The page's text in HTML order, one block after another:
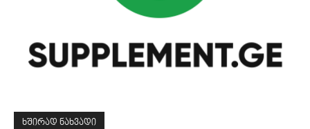
ᲮᲨᲘᲠᲐᲓ ᲜᲐᲮᲕᲐᲓᲘ